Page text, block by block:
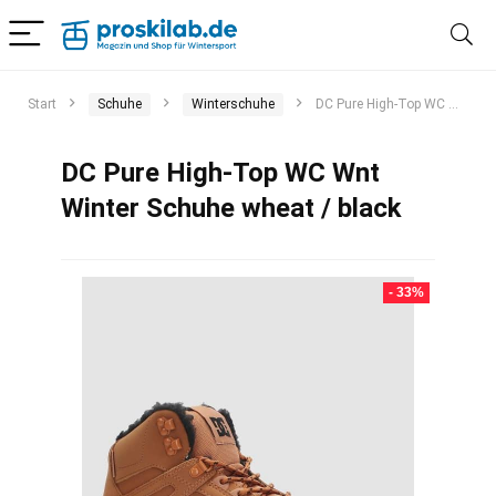
Start Schuhe Winterschuhe DC Pure High-Top WC Wnt Winter Schuhe wheat / black
DC Pure High-Top WC Wnt
Winter Schuhe wheat / black
- 33%